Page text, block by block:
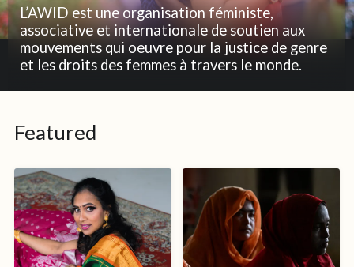
L’AWID est une organisation féministe,
associative et internationale de soutien aux
mouvements qui oeuvre pour la justice de genre
et les droits des femmes à travers le monde.
Featured